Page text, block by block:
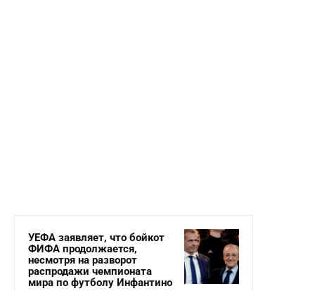
УЕФА заявляет, что бойкот
ФИФА продолжается,
несмотря на разворот
распродажи чемпионата
мира по футболу Инфантино